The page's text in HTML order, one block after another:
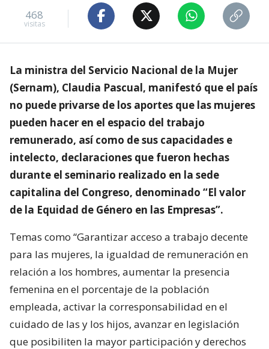
468
visitas
La ministra del Servicio Nacional de la Mujer
(Sernam), Claudia Pascual, manifestó que el país
no puede privarse de los aportes que las mujeres
pueden hacer en el espacio del trabajo
remunerado, así como de sus capacidades e
intelecto, declaraciones que fueron hechas
durante el seminario realizado en la sede
capitalina del Congreso, denominado “El valor
de la Equidad de Género en las Empresas”.
Temas como “Garantizar acceso a trabajo decente
para las mujeres, la igualdad de remuneración en
relación a los hombres, aumentar la presencia
femenina en el porcentaje de la población
empleada, activar la corresponsabilidad en el
cuidado de las y los hijos, avanzar en legislación
que posibiliten la mayor participación y derechos